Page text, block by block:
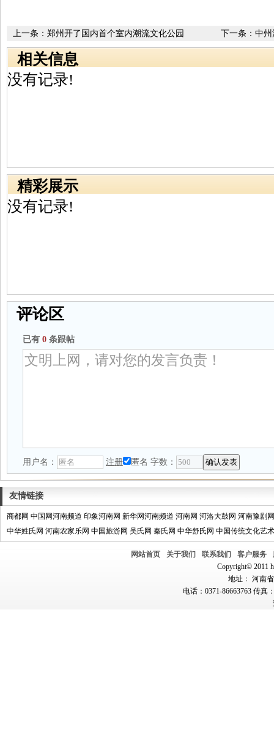
下一条： 中州
上一条： 郑州开了国内首个室内潮流文化公园
相关信息
没有记录!
精彩展示
没有记录!
评论区
已有 0 条跟帖
用户名： 注册 匿名 字数：
友情链接
商都网 中国网河南频道 印象河南网 新华网河南频道 河南网 河洛大鼓网 河南豫剧网
中华姓氏网 河南农家乐网 中国旅游网 吴氏网 秦氏网 中华舒氏网 中国传统文化艺
网站首页 关于我们 联系我们 客户服务
Copyright© 2011
地址： 河南
电话：0371-86663763 传真